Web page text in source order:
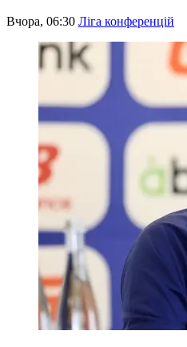
Вчора, 06:30 Ліга конференцій